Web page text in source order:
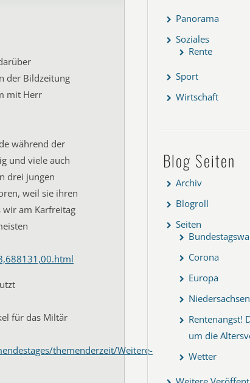
der Bildzeitung
mit Herr
während der
und viele auch
drei jungen
weil sie ihren
wir am Karfreitag
für das Miltär
themenderzeit/Weitere-
Panorama
Soziales
Rente
Sport
Wirtschaft
Blog Seiten
Archiv
Blogroll
Seiten
Corona
Europa
Niedersachsen
Rentenangst!
um die
Wetter